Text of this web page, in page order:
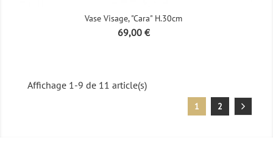
Vase Visage, "Cara" H.30cm
Prix
69,00 €
Affichage 1-9 de 11 article(s)
1 2